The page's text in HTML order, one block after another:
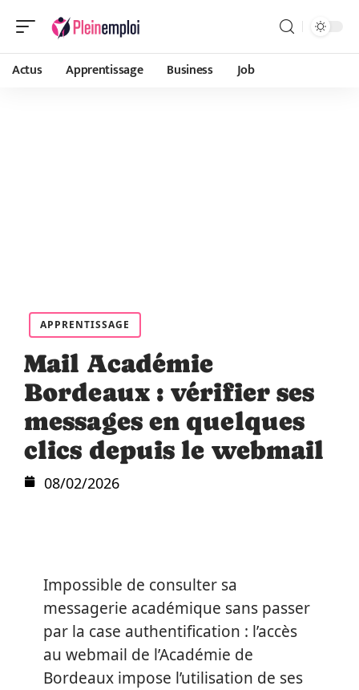
Actus Apprentissage Business Job
APPRENTISSAGE
Mail Académie
Bordeaux : vérifier ses
messages en quelques
clics depuis le webmail
08/02/2026
Impossible de consulter sa
messagerie académique sans passer
par la case authentification : l’accès
au webmail de l’Académie de
Bordeaux impose l’utilisation de ses